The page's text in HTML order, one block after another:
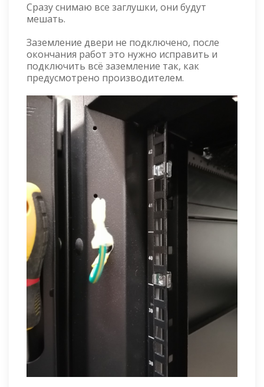
Сразу снимаю все заглушки, они будут
мешать.
Заземление двери не подключено, после
окончания работ это нужно исправить и
подключить всё заземление так, как
предусмотрено производителем.